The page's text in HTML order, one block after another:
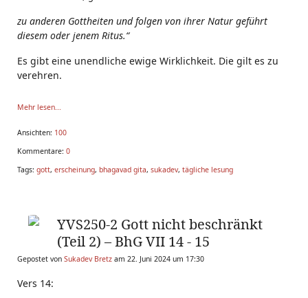
zu anderen Gottheiten und folgen von ihrer Natur geführt
diesem oder jenem Ritus.“
Es gibt eine unendliche ewige Wirklichkeit. Die gilt es zu
verehren.
Mehr lesen...
Ansichten: 100
Kommentare: 0
Tags: gott, erscheinung, bhagavad gita, sukadev, tägliche lesung
YVS250-2 Gott nicht beschränkt
(Teil 2) – BhG VII 14 - 15
Gepostet von Sukadev Bretz am 22. Juni 2024 um 17:30
Vers 14: